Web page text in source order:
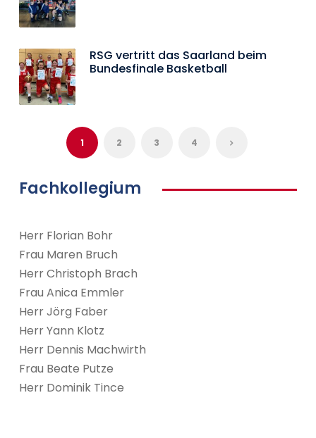
RSG vertritt das Saarland beim
Bundesfinale Basketball
1 2 3 4
Fachkollegium
Herr Florian Bohr
Frau Maren Bruch
Herr Christoph Brach
Frau Anica Emmler
Herr Jörg Faber
Herr Yann Klotz
Herr Dennis Machwirth
Frau Beate Putze
Herr Dominik Tince